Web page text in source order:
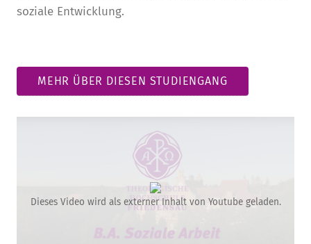
soziale Entwicklung.
MEHR ÜBER DIESEN STUDIENGANG
Dieses Video wird als externer Inhalt von Youtube geladen.